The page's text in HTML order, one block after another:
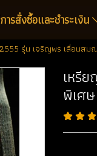
ารสั่งซื้อและชำระเงิน
รุ่น เจริญพร เลื่อนสม
เหรี
พิเศ